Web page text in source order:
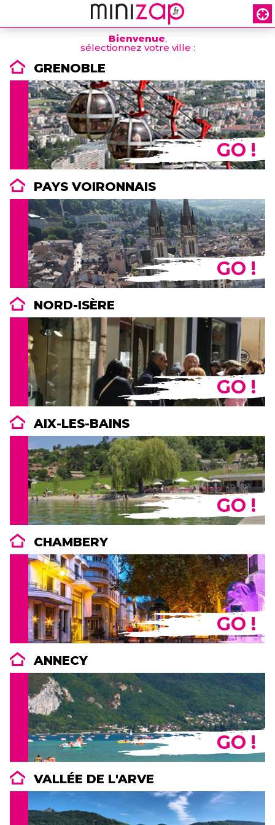
Bienvenue,
sélectionnez votre ville :
GRENOBLE
GO !
PAYS VOIRONNAIS
GO !
NORD-ISÈRE
GO !
AIX-LES-BAINS
GO !
CHAMBERY
GO !
ANNECY
GO !
VALLÉE DE L'ARVE